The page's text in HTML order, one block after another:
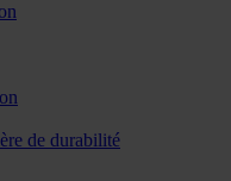
de durabilité